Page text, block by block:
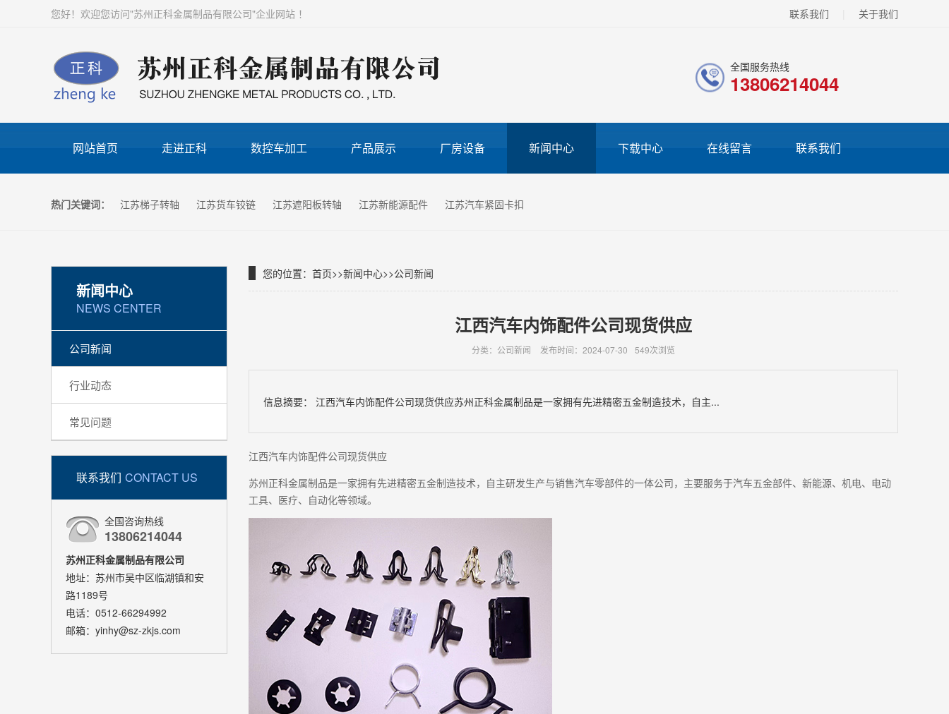
联系我们 关于我们
您好！欢迎您访问"苏州正科金属制品有限公司"企业网站 ！
全国服务热线
13806214044
网站首页 走进正科 数控车加工 产品展示 厂房设备 新闻中心 下载中心 在线留言 联系我们
热门关键词： 江苏梯子转轴 江苏货车铰链 江苏遮阳板转轴 江苏新能源配件 江苏汽车紧固卡扣
新闻中心
NEWS CENTER
公司新闻
行业动态
常见问题
联系我们 CONTACT US
全国咨询热线
13806214044
苏州正科金属制品有限公司
地址：苏州市吴中区临湖镇和安
路1189号
电话：0512-66294992
邮箱：yinhy@sz-zkjs.com
您的位置： 首页>>新闻中心>>公司新闻
江西汽车内饰配件公司现货供应
分类：公司新闻 发布时间：2024-07-30 549次浏览
信息摘要： 江西汽车内饰配件公司现货供应苏州正科金属制品是一家拥有先进精密五金制造技术，自主...
江西汽车内饰配件公司现货供应
苏州正科金属制品是一家拥有先进精密五金制造技术，自主研发生产与销售汽车零部件的一体公司，主要服务于汽车五金部件、新能源、机电、电动
工具、医疗、自动化等领域。